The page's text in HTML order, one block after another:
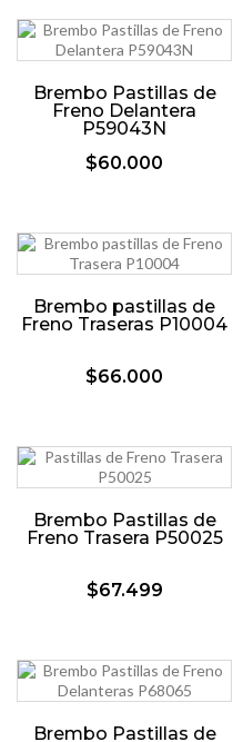
Brembo Pastillas de
Freno Delantera
P59043N
$60.000
Brembo pastillas de
Freno Traseras P10004
$66.000
Brembo Pastillas de
Freno Trasera P50025
$67.499
Brembo Pastillas de